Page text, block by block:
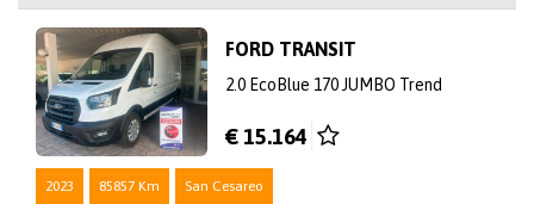
FORD TRANSIT
2.0 EcoBlue 170 JUMBO Trend
€ 15.164
2023 85857 Km San Cesareo